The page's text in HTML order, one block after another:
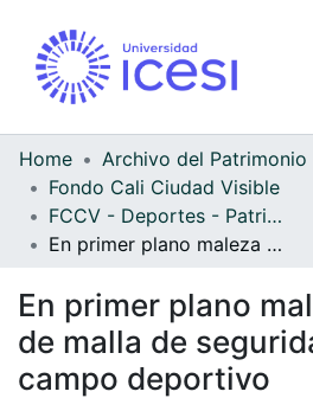
Home
Fondo Cali Ciudad Visible
FCCV - Deportes - Patrimonial
En primer plano maleza al lado de malla de seguridad de un campo deportivo
En primer plano
de malla de
campo deportivo